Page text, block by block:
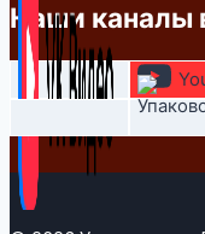
Наши каналы